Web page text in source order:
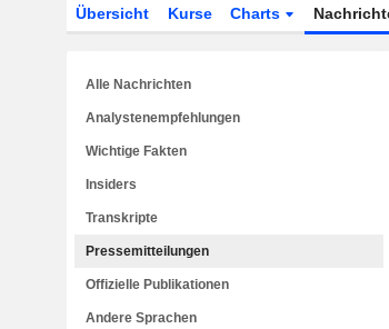
Übersicht Kurse Charts
Alle Nachrichten
Analystenempfehlungen
Wichtige Fakten
Insiders
Transkripte
Pressemitteilungen
Offizielle Publikationen
Andere Sprachen